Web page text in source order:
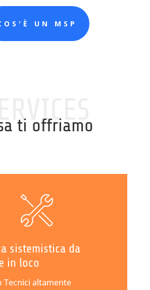
UN MSP
ti offriamo
sistemistica da
in loco
Tecnici altamente